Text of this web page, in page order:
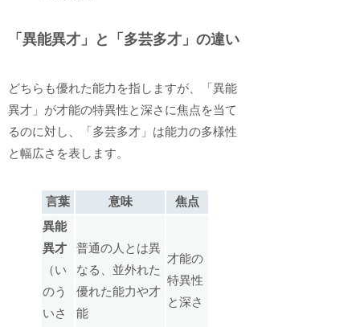
「異能異才」と「多芸多才」の違い
どちらも優れた能力を指しますが、「異能
異才」が才能の特異性と深さに焦点を当て
るのに対し、「多芸多才」は能力の多様性
と幅広さを表します。
言葉 意味
焦点
異能
異才
（い
のう
いさ
普通の人とは異
なる、並外れた
優れた能力や才
能
才能の
特異性
と深さ